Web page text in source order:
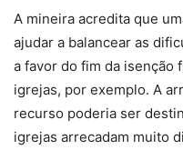
A mineira acredita que
ajudar a balancear as
a favor do fim da isenção
igrejas, por exemplo. A
recurso poderia ser
igrejas arrecadam muito